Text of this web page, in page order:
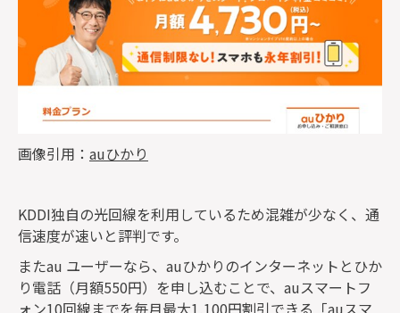
画像引用： auひかり
KDDI独自の光回線を利用しているため混雑が少なく、通
信速度が速いと評判です。
またau ユーザーなら、auひかりのインターネットとひか
り電話（月額550円）を申し込むことで、auスマートフ